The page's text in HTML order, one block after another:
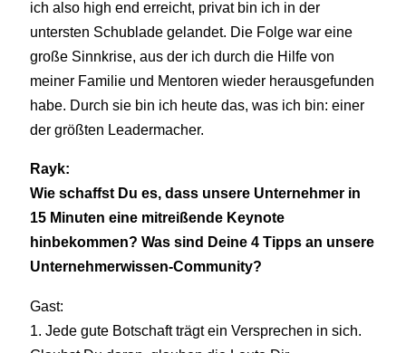
ich also high end erreicht, privat bin ich in der
untersten Schublade gelandet. Die Folge war eine
große Sinnkrise, aus der ich durch die Hilfe von
meiner Familie und Mentoren wieder herausgefunden
habe. Durch sie bin ich heute das, was ich bin: einer
der größten Leadermacher.
Rayk:
Wie schaffst Du es, dass unsere Unternehmer in
15 Minuten eine mitreißende Keynote
hinbekommen? Was sind Deine 4 Tipps an unsere
Unternehmerwissen-Community?
Gast:
1. Jede gute Botschaft trägt ein Versprechen in sich.